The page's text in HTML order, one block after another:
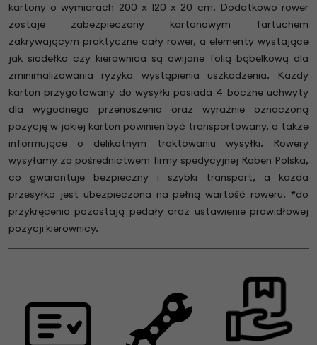
kartony o wymiarach 200 x 120 x 20 cm. Dodatkowo rower
zostaje zabezpieczony kartonowym fartuchem
zakrywającym praktyczne cały rower, a elementy wystające
jak siodełko czy kierownica są owijane folią bąbelkową dla
zminimalizowania ryzyka wystąpienia uszkodzenia. Każdy
karton przygotowany do wysyłki posiada 4 boczne uchwyty
dla wygodnego przenoszenia oraz wyraźnie oznaczoną
pozycję w jakiej karton powinien być transportowany, a także
informujące o delikatnym traktowaniu wysyłki. Rowery
wysyłamy za pośrednictwem firmy spedycyjnej Raben Polska,
co gwarantuje bezpieczny i szybki transport, a każda
przesyłka jest ubezpieczona na pełną wartość roweru. *do
przykręcenia pozostają pedały oraz ustawienie prawidłowej
pozycji kierownicy.